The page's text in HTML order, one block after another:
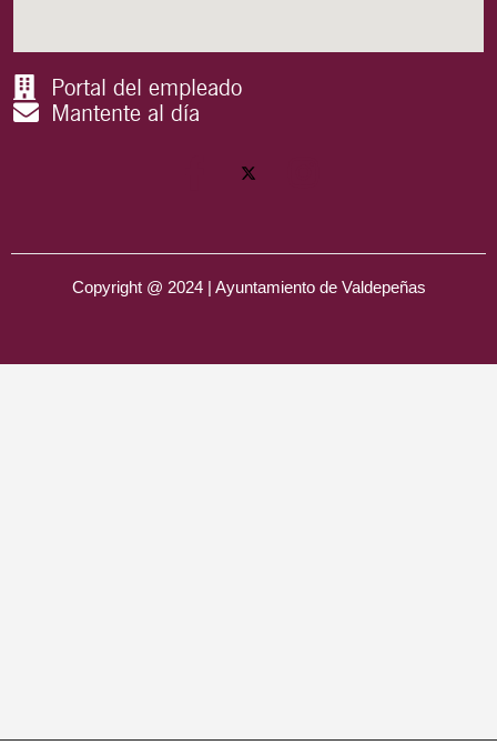
Portal del empleado
Mantente al día
Copyright @ 2024 | Ayuntamiento de Valdepeñas